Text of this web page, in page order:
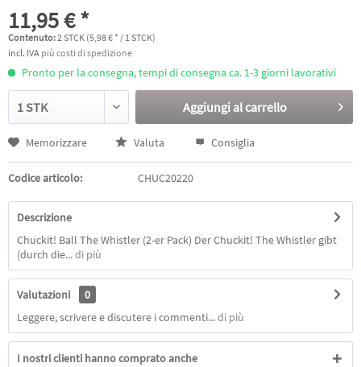
11,95 € *
Contenuto:2 STCK (5,98 € * / 1 STCK)
incl. IVA più costi di spedizione
Pronto per la consegna, tempi di consegna ca. 1-3 giorni lavorativi
Aggiungi alcarrello
Memorizzare Valuta Consiglia
Codice articolo: CHUC20220
Descrizione
Chuckit! Ball The Whistler (2-er Pack) Der Chuckit! The Whistler gibt
(durch die...di più
Valutazioni
0
Leggere, scrivere e discutere i commenti...di più
I nostri clienti hanno comprato anche